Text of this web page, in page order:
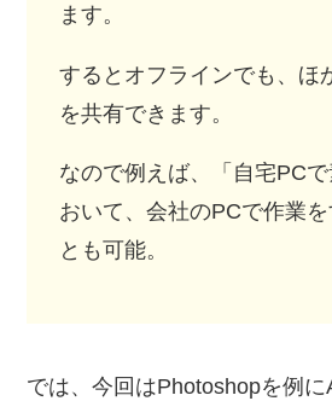
ます。
するとオフラインでも、ほ
を共有できます。
なので例えば、「自宅PC
おいて、会社のPCで作業
とも可能。
では、今回はPhotoshopを例